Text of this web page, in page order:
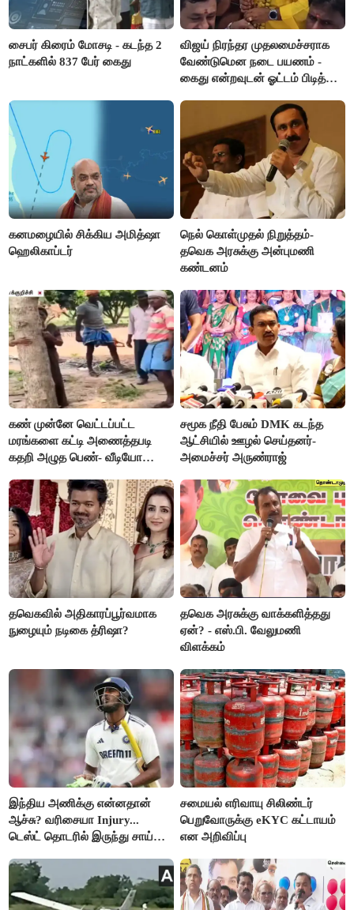
சைபர் கிரைம் மோசடி - கடந்த 2
நாட்களில் 837 பேர் கைது
விஜய் நிரந்தர முதலமைச்சராக
வேண்டுமென நடை பயணம் -
கைது என்றவுடன் ஓட்டம் பிடித்த
கனமழையில் சிக்கிய அமித்ஷா
ஹெலிகாப்டர்
நெல் கொள்முதல் நிறுத்தம்-
தவெக அரசுக்கு அன்புமணி
கண்டனம்
கண் முன்னே வெட்டப்பட்ட
மரங்களை கட்டி அணைத்தபடி
கதறி அழுத பெண்- வீடியோ
சமூக நீதி பேசும் DMK கடந்த
ஆட்சியில் ஊழல் செய்தனர்-
அமைச்சர் அருண்ராஜ்
தவெகவில் அதிகாரப்பூர்வமாக
நுழையும் நடிகை த்ரிஷா?
தவெக அரசுக்கு வாக்களித்தது
ஏன்? - எஸ்.பி. வேலுமணி
விளக்கம்
இந்திய அணிக்கு என்னதான்
ஆச்சு? வரிசையா Injury...
டெஸ்ட் தொடரில் இருந்து சாய்
சமையல் எரிவாயு சிலிண்டர்
பெறுவோருக்கு eKYC கட்டாயம்
என அறிவிப்பு